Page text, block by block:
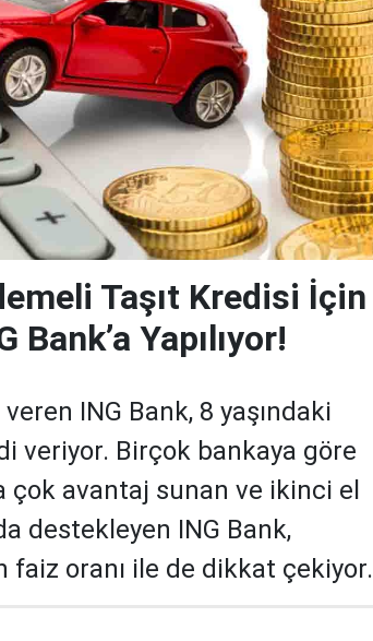
Taşıt Kredisi İçin
Bank’a Yapılıyor!
ING Bank, 8 yaşındaki
veriyor. Birçok bankaya göre
avantaj sunan ve ikinci el
destekleyen ING Bank,
faiz oranı ile de dikkat çekiyor.